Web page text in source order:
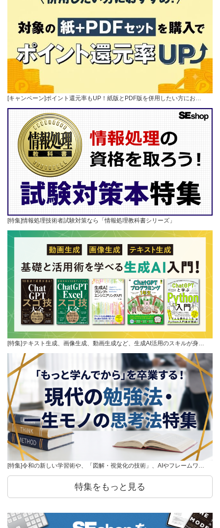
[キャンペーン]ポイント還元率もUP！紙版とPDF版を併用したい方にお…
[特集]情報処理技術者試験対策なら「情報処理教科書シリーズ」
[特集]テキスト生成、画像生成、動画生成など、生成AI活用のスキルが身…
[特集]令和の新しい学習術や、「図解・視覚化の技術」、AIやフレームワ…
特集をもっと見る